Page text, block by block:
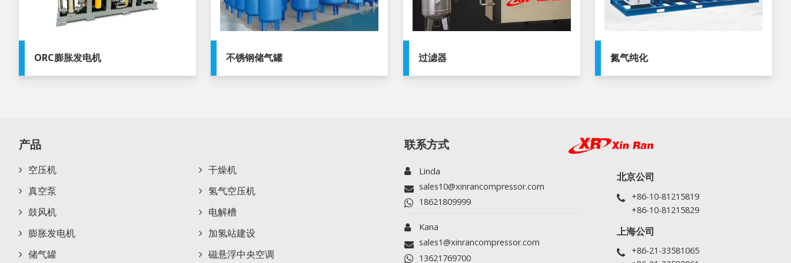
ORC膨胀发电机 不锈钢储气罐 过滤器 氮气纯化
产品
空压机
真空泵
鼓风机
膨胀发电机
储气罐
干燥机
氢气空压机
电解槽
加氢站建设
磁悬浮中央空调
联系方式
Linda
sales10@xinrancompressor.com
18621809999
Kana
sales1@xinrancompressor.com
13621769700
北京公司
+86-10-81215819
+86-10-81215829
上海公司
+86-21-33581065